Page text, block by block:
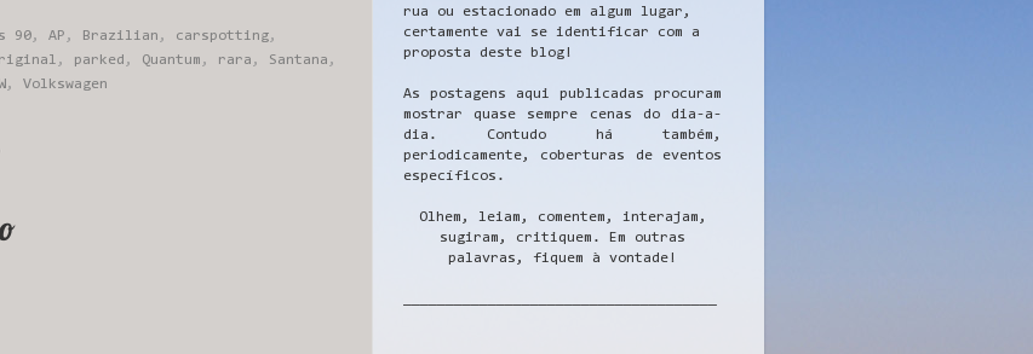
90, AP , Brazilian , carspotting,
, parked , Quantum , rara , Santana ,
, Volkswagen
rua ou estacionado em algum lugar,
certamente vai se identificar com a
proposta deste blog!
As postagens aqui publicadas procuram
mostrar quase sempre cenas do dia-a-
dia. Contudo há também,
periodicamente, coberturas de eventos
específicos.
Olhem, leiam, comentem, interajam,
sugiram, critiquem. Em outras
palavras, fiquem à vontade!